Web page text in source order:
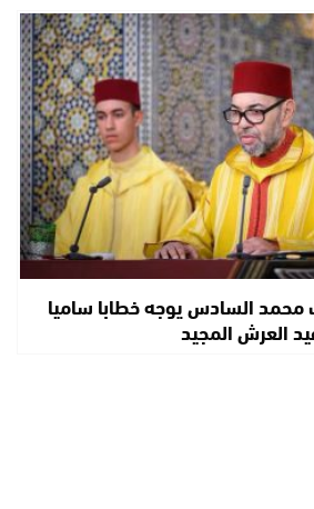
محمد السادس يوجه خطابا ساميا
العرش المجيد